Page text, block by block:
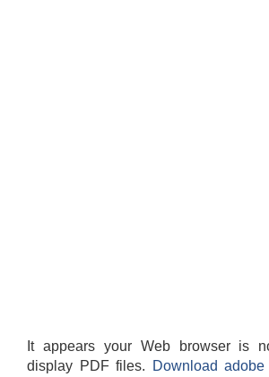
It appears your Web browser is
display PDF files.
Download